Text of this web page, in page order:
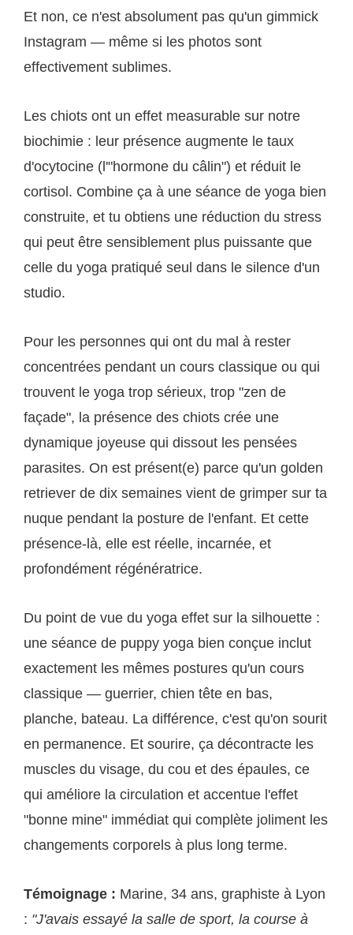
Et non, ce n'est absolument pas qu'un gimmick
Instagram — même si les photos sont
effectivement sublimes.
Les chiots ont un effet measurable sur notre
biochimie : leur présence augmente le taux
d'ocytocine (l'"hormone du câlin") et réduit le
cortisol. Combine ça à une séance de yoga bien
construite, et tu obtiens une réduction du stress
qui peut être sensiblement plus puissante que
celle du yoga pratiqué seul dans le silence d'un
studio.
Pour les personnes qui ont du mal à rester
concentrées pendant un cours classique ou qui
trouvent le yoga trop sérieux, trop "zen de
façade", la présence des chiots crée une
dynamique joyeuse qui dissout les pensées
parasites. On est présent(e) parce qu'un golden
retriever de dix semaines vient de grimper sur ta
nuque pendant la posture de l'enfant. Et cette
présence-là, elle est réelle, incarnée, et
profondément régénératrice.
Du point de vue du yoga effet sur la silhouette :
une séance de puppy yoga bien conçue inclut
exactement les mêmes postures qu'un cours
classique — guerrier, chien tête en bas,
planche, bateau. La différence, c'est qu'on sourit
en permanence. Et sourire, ça décontracte les
muscles du visage, du cou et des épaules, ce
qui améliore la circulation et accentue l'effet
"bonne mine" immédiat qui complète joliment les
changements corporels à plus long terme.
Témoignage : Marine, 34 ans, graphiste à Lyon
: "J'avais essayé la salle de sport, la course à